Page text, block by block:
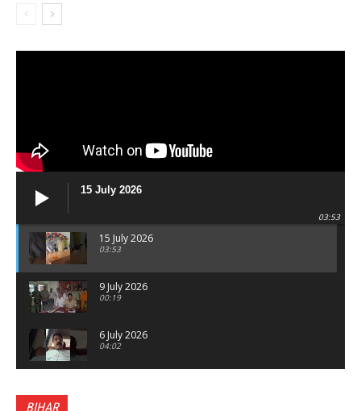
15 July 2026
03:53
15 July 2026
03:53
9 July 2026
00:19
6 July 2026
04:02
BIHAR